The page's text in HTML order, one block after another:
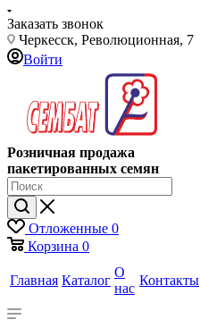
Заказать звонок
Черкесск, Революционная, 7
Войти
Розничная продажа
пакетированных семян
Отложенные 0
Корзина 0
Главная Каталог
О
нас
Контакты